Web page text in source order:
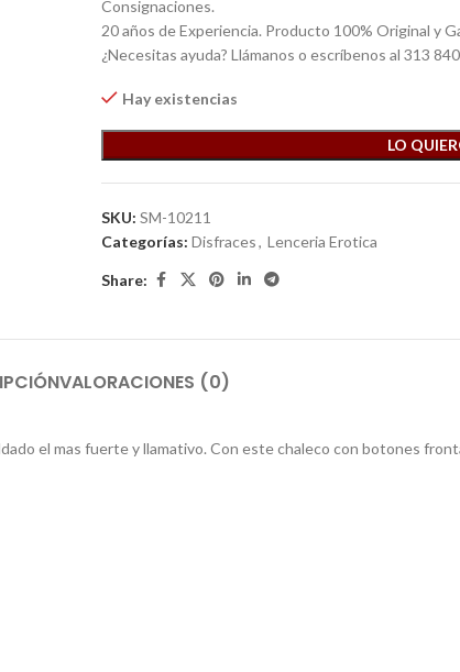
Consignaciones.
20 años de Experiencia. Producto 100% Original y
¿Necesitas ayuda? Llámanos o escríbenos al 313
Hay existencias
LO
SKU:SM-10211
Categorías: Disfraces , Lenceria Erotica
Share:
VALORACIONES (0)
el mas fuerte y llamativo. Con este chaleco con botones